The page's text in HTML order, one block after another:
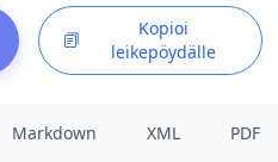
Kopioi
leikepöydälle
Markdown XML PDF